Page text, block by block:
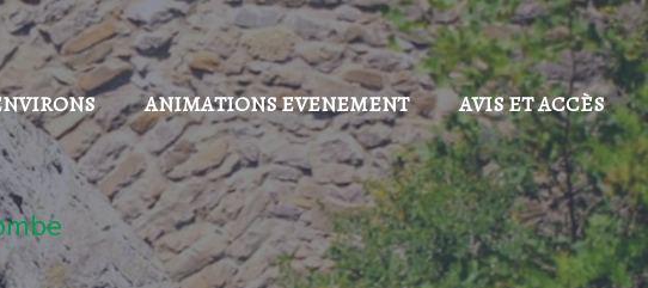
ANIMATIONS EVENEMENT AVIS ET ACCÈS